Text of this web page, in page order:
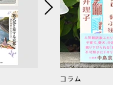
コラム